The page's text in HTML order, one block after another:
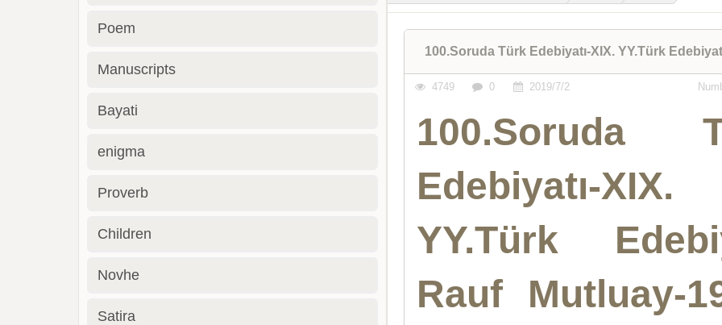
100.Soruda Türk Edebiyatı-XIX. YY.Türk
4749 0 2019/7/2
100.Soruda
Edebiyatı-XIX.
YY.Türk
Rauf Mutluay-
Poem
Manuscripts
Bayati
enigma
Proverb
Children
Novhe
Satira